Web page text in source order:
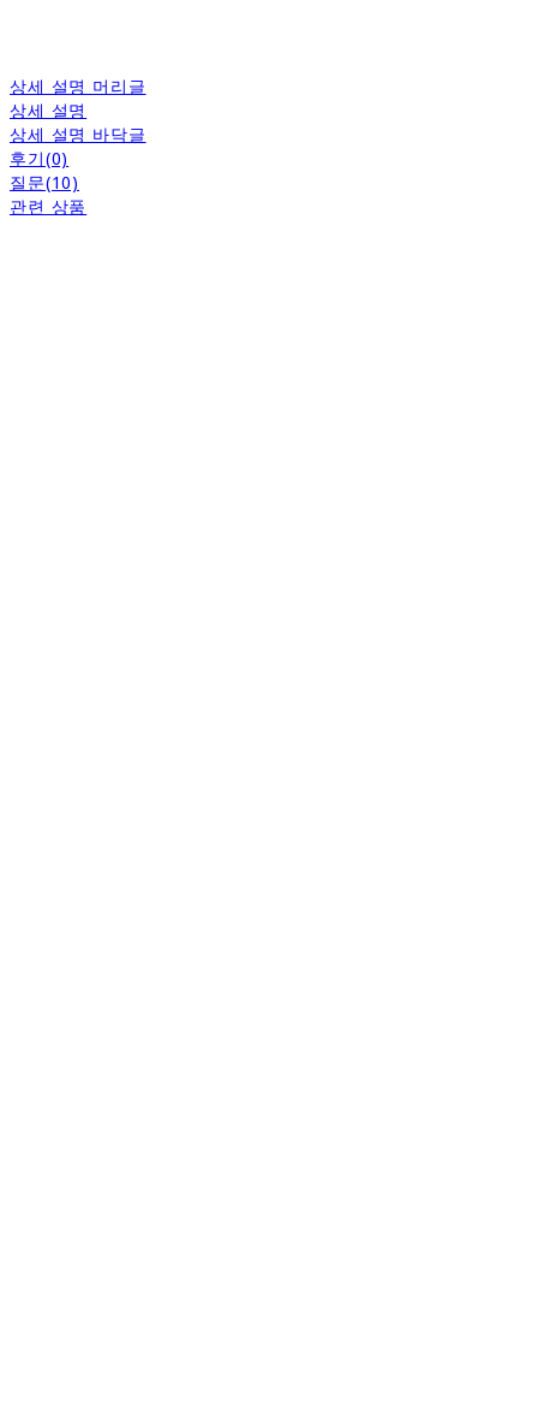
상세 설명 머리글
상세 설명
상세 설명 바닥글
후기(0)
질문(10)
관련 상품